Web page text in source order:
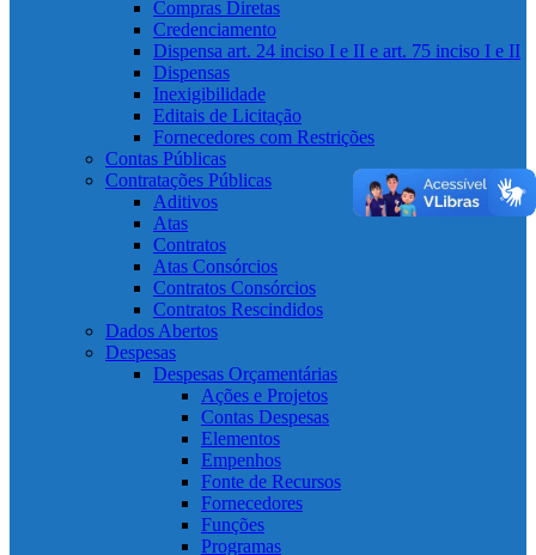
Compras Diretas
Credenciamento
Dispensa art. 24 inciso I e II e art. 75 inciso I e II
Dispensas
Inexigibilidade
Editais de Licitação
Fornecedores com Restrições
Contas Públicas
Contratações Públicas
Aditivos
Atas
Contratos
Atas Consórcios
Contratos Consórcios
Contratos Rescindidos
Dados Abertos
Despesas
Despesas Orçamentárias
Ações e Projetos
Contas Despesas
Elementos
Empenhos
Fonte de Recursos
Fornecedores
Funções
Programas